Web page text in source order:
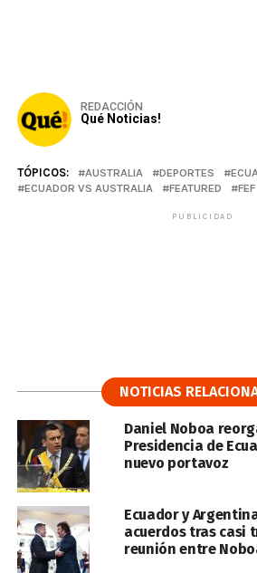
REDACCIÓN
Qué Noticias!
TÓPICOS: AUSTRALIA DEPORTES
ECUADOR VS AUSTRALIA
FEATURED FEF
PUBLICIDAD
NOTICIAS
Daniel Noboa
Presidencia de
nuevo portavoz
Ecuador y
acuerdos tras casi
reunión entre